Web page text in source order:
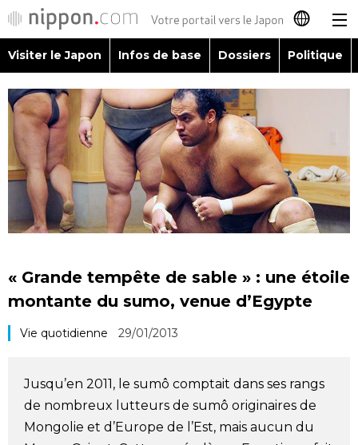
日本語
English
简体字
繁體字
Español
Русский
Visiter le Japon
Infos de base
Économie
Société
Culture
Visiter le Japon Infos de base Dossiers Politique
« Grande tempête de sable » : une étoile
montante du sumo, venue d’Egypte
Vie quotidienne 29/01/2013
Jusqu’en 2011, le sumô comptait dans ses rangs
de nombreux lutteurs de sumô originaires de
Mongolie et d’Europe de l’Est, mais aucun du